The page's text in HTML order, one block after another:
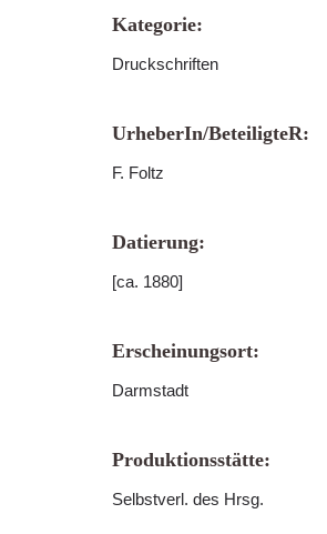
Kategorie:
Druckschriften
UrheberIn/BeteiligteR:
F. Foltz
Datierung:
[ca. 1880]
Erscheinungsort:
Darmstadt
Produktionsstätte:
Selbstverl. des Hrsg.